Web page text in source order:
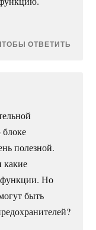
ОТВЕТИТЬ
блоке
полезной.
какие
функции. Но
быть